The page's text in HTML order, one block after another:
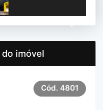
Next
imóvel
Cód. 4801